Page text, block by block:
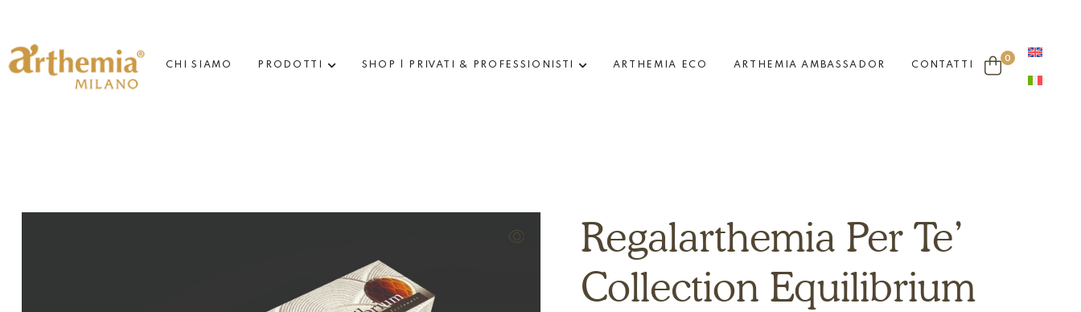
CHI SIAMO PRODOTTI SHOP | PRIVATI & PROFESSIONISTI ARTHEMIA ECO ARTHEMIA AMBASSADOR CONTATTI
0
Regalarthemia Per Te’
Collection Equilibrium